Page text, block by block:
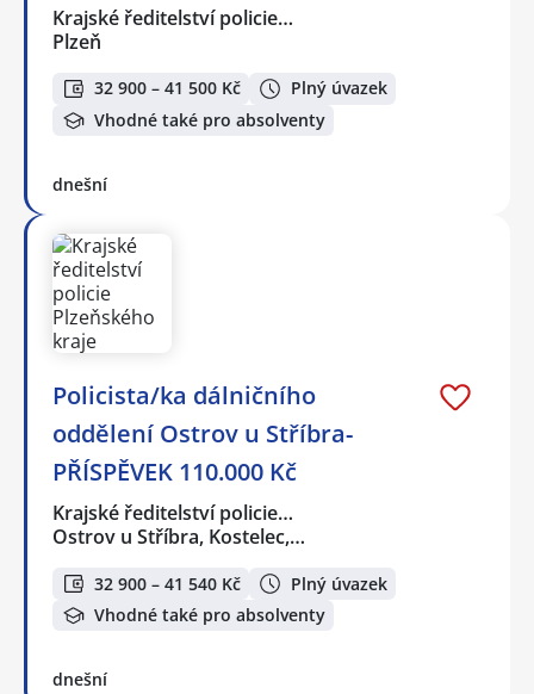
Krajské ředitelství policie…
Plzeň
32 900 – 41 500 Kč
Plný úvazek
Vhodné také pro absolventy
dnešní
Policista/ka dálničního
oddělení Ostrov u Stříbra-
PŘÍSPĚVEK 110.000 Kč
Krajské ředitelství policie…
Ostrov u Stříbra, Kostelec,…
32 900 – 41 540 Kč
Plný úvazek
Vhodné také pro absolventy
dnešní